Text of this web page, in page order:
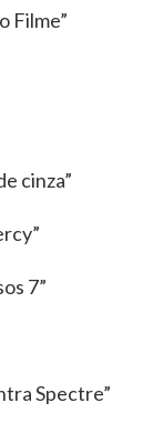
Filme”
cinza”
7”
Spectre”